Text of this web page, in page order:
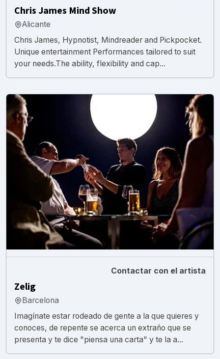
Chris James Mind Show
Alicante
Chris James, Hypnotist, Mindreader and Pickpocket.
Unique entertainment Performances tailored to suit
your needs.The ability, flexibility and cap...
Contactar con el artista
Zelig
Barcelona
Imagínate estar rodeado de gente a la que quieres y
conoces, de repente se acerca un extraño que se
presenta y te dice "piensa una carta" y te la a...